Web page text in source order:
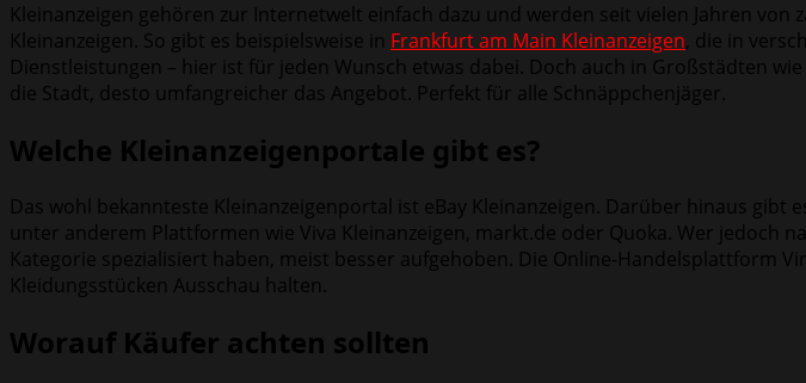
Kleinanzeigen gehören zur Internetwelt einfach dazu und werden seit vielen Jahren
Kleinanzeigen. So gibt es beispielsweise in Frankfurt am Main Kleinanzeigen, die in
Dienstleistungen – hier ist für jeden Wunsch etwas dabei. Doch auch in Großstädten
die Stadt, desto umfangreicher das Angebot. Perfekt für alle Schnäppchenjäger.
Welche Kleinanzeigenportale gibt es?
Das wohl bekannteste Kleinanzeigenportal ist eBay Kleinanzeigen. Darüber hinaus
unter anderem Plattformen wie Viva Kleinanzeigen, markt.de oder Quoka. Wer jedoch
Kategorie spezialisiert haben, meist besser aufgehoben. Die Online-Handelsplattform
Kleidungsstücken Ausschau halten.
Worauf Käufer achten sollten